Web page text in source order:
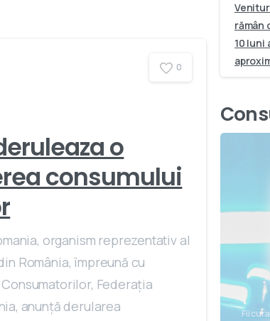
0
o
consumului
organism reprezentativ al
România, împreună cu
Federația
anunță derularea
rămân
10 luni
Fii